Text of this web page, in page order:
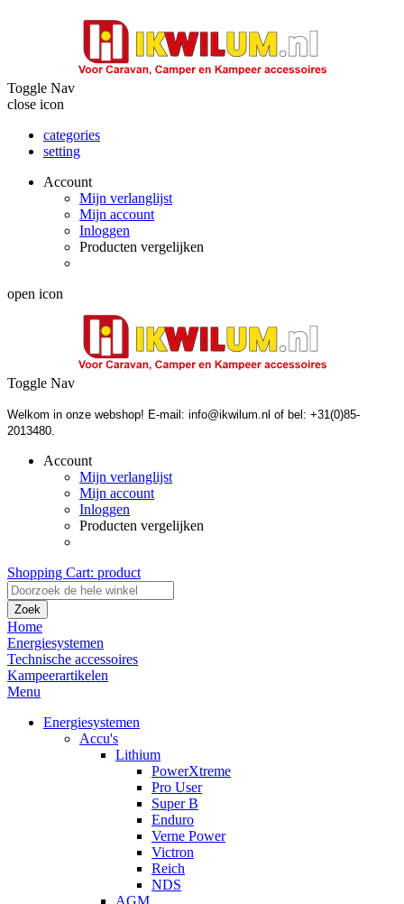
Toggle Nav
close icon
categories
setting
Account
Mijn verlanglijst
Mijn account
Inloggen
Producten vergelijken
open icon
Toggle Nav
Welkom in onze webshop! E-mail: info@ikwilum.nl of bel: +31(0)85-
2013480.
Account
Mijn verlanglijst
Mijn account
Inloggen
Producten vergelijken
Shopping Cart: product
Zoek
Home
Energiesystemen
Technische accessoires
Kampeerartikelen
Menu
Energiesystemen
Accu's
Lithium
PowerXtreme
Pro User
Super B
Enduro
Verne Power
Victron
Reich
NDS
AGM